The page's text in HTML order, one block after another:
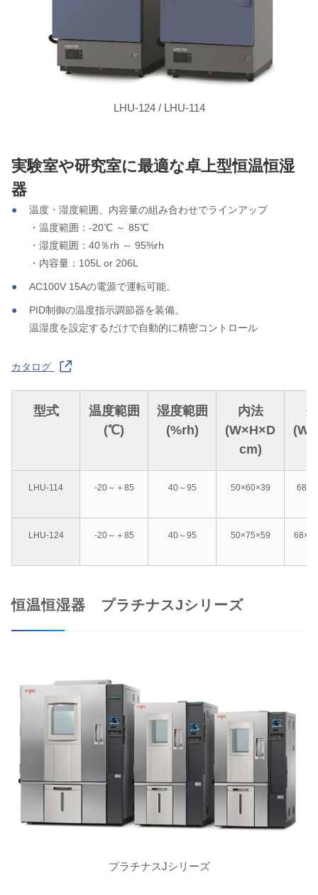
LHU-124 / LHU-114
実験室や研究室に最適な卓上型恒温恒湿
器
温度・湿度範囲、内容量の組み合わせでラインアップ
・温度範囲：-20℃ ～ 85℃
・湿度範囲：40％rh ～ 95%rh
・内容量：105L or 206L
AC100V 15Aの電源で運転可能。
PID制御の温度指示調節器を装備。
温湿度を設定するだけで自動的に精密コントロール
カタログ
型式
温度範囲
(℃)
湿度範囲
(%rh)
内法
(W×H×D
cm)
LHU-114 -20～＋85 40～95 50×60×39
LHU-124 -20～＋85 40～95 50×75×59
恒温恒湿器 プラチナスJシリーズ
プラチナスJシリーズ